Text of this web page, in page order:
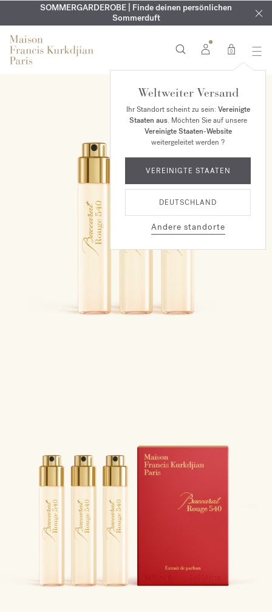
EXKLUSIV | Erhalten Sie OUD velvet moodin Ihrer Bestellung*
KOSTENLOSE GRAVUR | Auf alle Düfte und Körperöle bis zum
9. August
SOMMERGARDEROBE | Finde deinen persönlichen
Sommerduft
0
Weltweiter Versand
Ihr Standort scheint zu sein: Vereinigte
Staaten aus. Möchten Sie auf unsere
Vereinigte Staaten-Website
weitergeleitet werden ?
VEREINIGTE STAATEN
DEUTSCHLAND
Andere standorte